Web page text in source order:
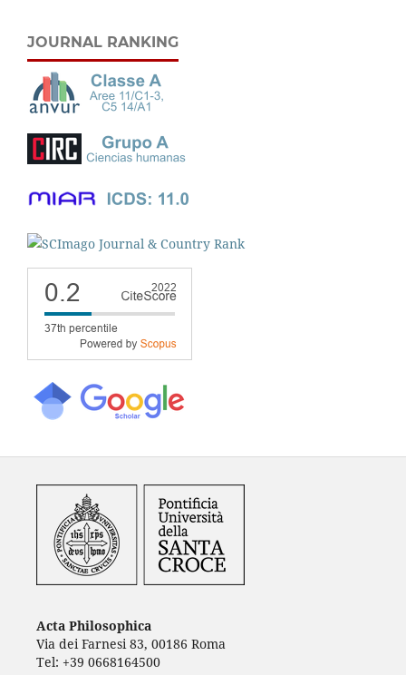
JOURNAL RANKING
Acta Philosophica
Via dei Farnesi 83, 00186 Roma
Tel: +39 0668164500